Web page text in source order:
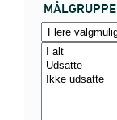
MÅLGRUPPE